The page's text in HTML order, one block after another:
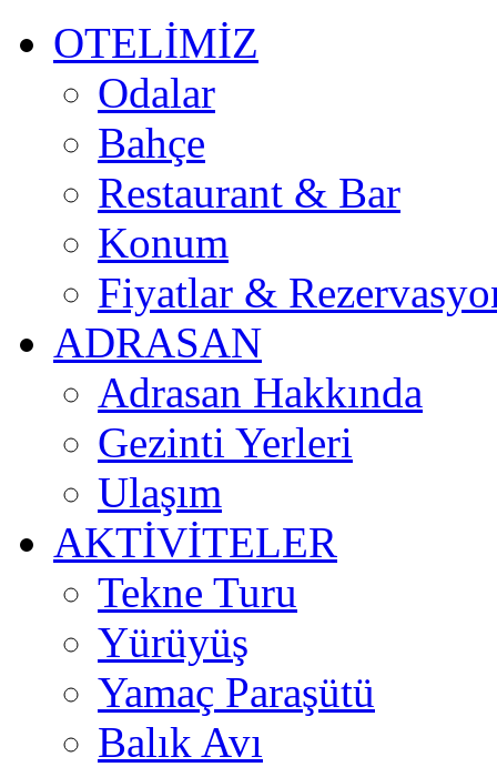
OTELİMİZ
Odalar
Bahçe
Restaurant & Bar
Konum
Fiyatlar &
ADRASAN
Adrasan Hakkında
Gezinti Yerleri
Ulaşım
AKTİVİTELER
Tekne Turu
Yürüyüş
Yamaç Paraşütü
Balık Avı